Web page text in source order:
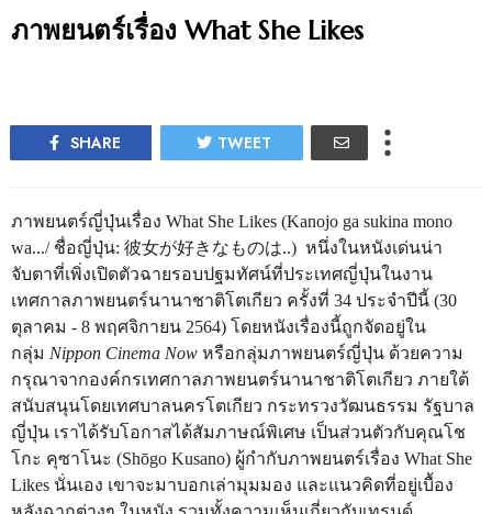
ภาพยนตร์เรื่อง What She Likes
SHARE TWEET
ภาพยนตร์ญี่ปุ่นเรื่อง What She Likes (Kanojo ga sukina mono
wa.../ ชื่อญี่ปุ่น: 彼女が好きなものは..) หนึ่งในหนังเด่นน่า
จับตาที่เพิ่งเปิดตัวฉายรอบปฐมทัศน์ที่ประเทศญี่ปุ่นในงาน
เทศกาลภาพยนตร์นานาชาติโตเกียว ครั้งที่ 34 ประจำปีนี้ (30
ตุลาคม - 8 พฤศจิกายน 2564) โดยหนังเรื่องนี้ถูกจัดอยู่ใน
กลุ่ม Nippon Cinema Now หรือกลุ่มภาพยนตร์ญี่ปุ่น ด้วยความ
กรุณาจากองค์กรเทศกาลภาพยนตร์นานาชาติโตเกียว ภายใต้
สนับสนุนโดยเทศบาลนครโตเกียว กระทรวงวัฒนธรรม รัฐบาล
ญี่ปุ่น เราได้รับโอกาสได้สัมภาษณ์พิเศษ เป็นส่วนตัวกับคุณโช
โกะ คุซาโนะ (Shōgo Kusano) ผู้กำกับภาพยนตร์เรื่อง What She
Likes นั่นเอง เขาจะมาบอกเล่ามุมมอง และแนวคิดที่อยู่เบื้อง